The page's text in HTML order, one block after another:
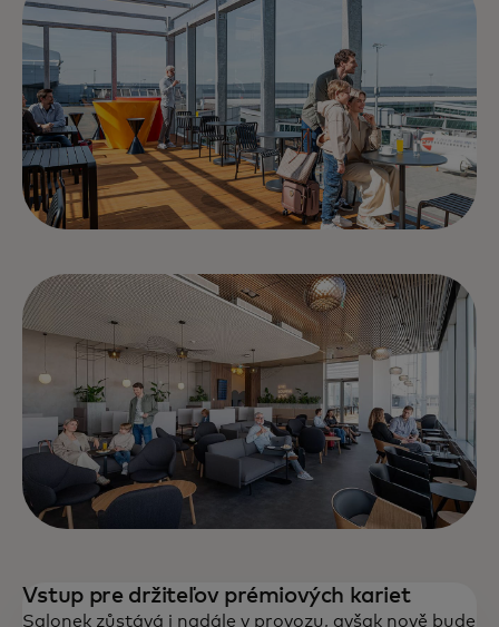
Vstup pre držiteľov prémiových kariet
Salonek zůstává i nadále v provozu, avšak nově bude